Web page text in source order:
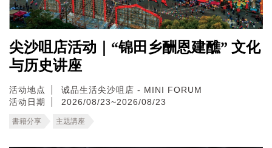
尖沙咀店活动｜“锦田乡酬恩建醮” 文化
与历史讲座
活动地点
诚品生活尖沙咀店 - MINI FORUM
活动日期
2026/08/23~2026/08/23
書籍分享 主題講座